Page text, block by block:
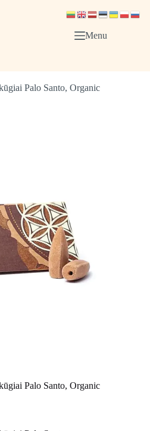
Menu
Palo Santo, Organic
Palo Santo, Organic